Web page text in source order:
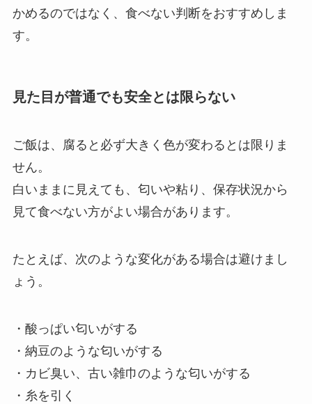
かめるのではなく、食べない判断をおすすめしま
す。
見た目が普通でも安全とは限らない
ご飯は、腐ると必ず大きく色が変わるとは限りま
せん。
白いままに見えても、匂いや粘り、保存状況から
見て食べない方がよい場合があります。
たとえば、次のような変化がある場合は避けまし
ょう。
・酸っぱい匂いがする
・納豆のような匂いがする
・カビ臭い、古い雑巾のような匂いがする
・糸を引く